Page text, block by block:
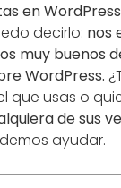
en
decirlo: nos
muy buenos
WordPress.
que usas o
de sus
ayudar.